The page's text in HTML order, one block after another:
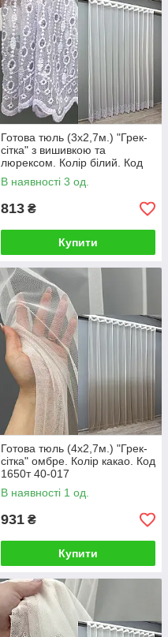
Готова тюль (3х2,7м.) "Грек-
сітка" з вишивкою та
люрексом. Колір білий. Код
1818т 42-0805
В наявності 3 од.
813 ₴
Купити
Готова тюль (4х2,7м.) "Грек-
сітка" омбре. Колір какао. Код
1650т 40-017
В наявності 1 од.
931 ₴
Купити